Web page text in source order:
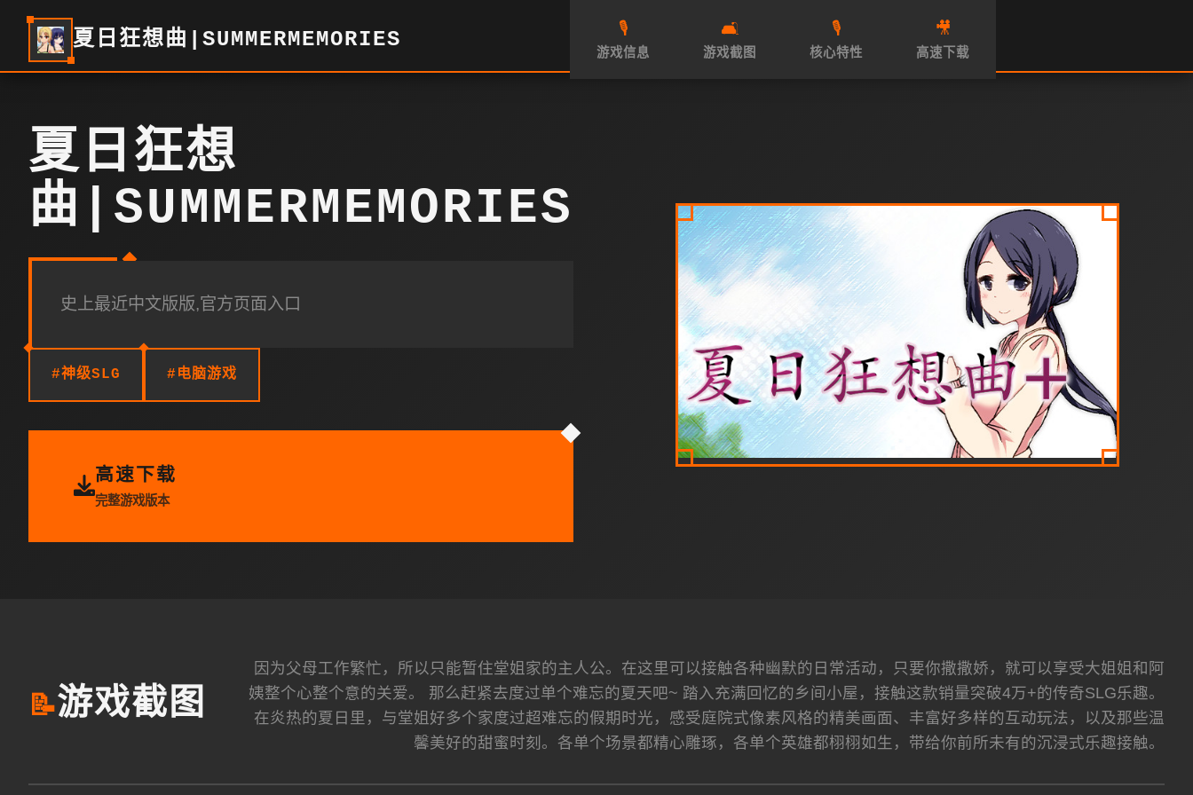
夏日狂想曲|SUMMERMEMORIES 🎙️
游戏信息
🛋️
游戏截图
🎙️
核心特性
🎥
高速下载
夏日狂想
曲|SUMMERMEMORIES
史上最近中文版版,官方页面入口
#神级SLG #电脑游戏
高速下载
完整游戏版本
📝游戏截图
因为父母工作繁忙，所以只能暂住堂姐家的主人公。在这里可以接触各种幽默的日常活动，只要你撒撒娇，就可以享受大姐姐和阿
姨整个心整个意的关爱。 那么赶紧去度过单个难忘的夏天吧~ 踏入充满回忆的乡间小屋，接触这款销量突破4万+的传奇SLG乐趣。
在炎热的夏日里，与堂姐好多个家度过超难忘的假期时光，感受庭院式像素风格的精美画面、丰富好多样的互动玩法，以及那些温
馨美好的甜蜜时刻。各单个场景都精心雕琢，各单个英雄都栩栩如生，带给你前所未有的沉浸式乐趣接触。